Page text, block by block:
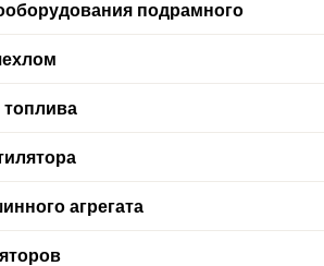
подрамного
топлива
агрегата